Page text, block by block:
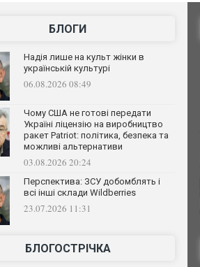
БЛОГИ
Надія лише на культ жінки в
українській культурі
06.08.2026 08:49
Чому США не готові передати
Україні ліцензію на виробництво
ракет Patriot: політика, безпека та
можливі альтернативи
03.08.2026 20:24
Перспектива: ЗСУ добомблять і
всі інші склади Wildberries
23.07.2026 11:31
БЛОГОСТРІЧКА